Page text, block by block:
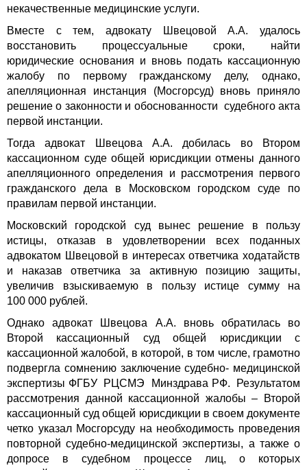
некачественные медицинские услуги.
Вместе с тем, адвокату Швецовой А.А. удалось
восстановить процессуальные сроки, найти
юридические основания и вновь подать кассационную
жалобу по первому гражданскому делу, однако,
апелляционная инстанция (Мосгорсуд) вновь приняло
решение о законности и обоснованности судебного акта
первой инстанции.
Тогда адвокат Швецова А.А. добилась во Втором
кассационном суде общей юрисдикции отмены данного
апелляционного определения и рассмотрения первого
гражданского дела в Московском городском суде по
правилам первой инстанции.
Московский городской суд вынес решение в пользу
истицы, отказав в удовлетворении всех поданных
адвокатом Швецовой в интересах ответчика ходатайств
и наказав ответчика за активную позицию защиты,
увеличив взыскиваемую в пользу истице сумму на
100 000 рублей.
Однако адвокат Швецова А.А. вновь обратилась во
Второй кассационный суд общей юрисдикции с
кассационной жалобой, в которой, в том числе, грамотно
подвергла сомнению заключение судебно- медицинской
экспертизы ФГБУ РЦСМЭ Минздрава РФ. Результатом
рассмотрения данной кассационной жалобы – Второй
кассационный суд общей юрисдикции в своем документе
четко указал Мосгорсуду на необходимость проведения
повторной судебно-медицинской экспертизы, а также о
допросе в судебном процессе лиц, о которых